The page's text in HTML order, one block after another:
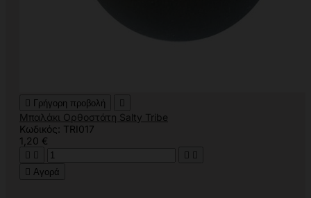
 Γρήγορη προβολή 
Μπαλάκι Ορθοστάτη Salty Tribe
Κωδικός: TRI017
1,20 €
   
 Αγορά